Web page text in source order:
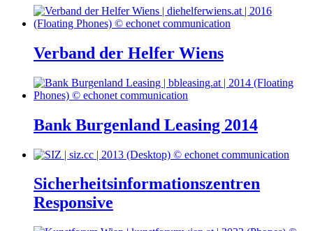
Verband der Helfer Wiens
Bank Burgenland Leasing 2014
Sicherheitsinformationszentren
Responsive